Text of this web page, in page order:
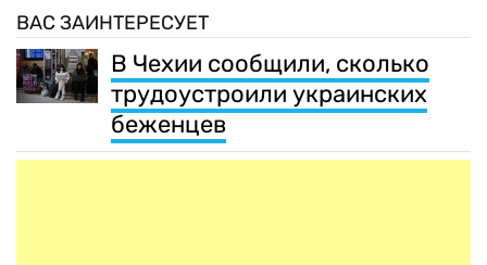
ВАС ЗАИНТЕРЕСУЕТ
В Чехии сообщили, сколько
трудоустроили украинских
беженцев